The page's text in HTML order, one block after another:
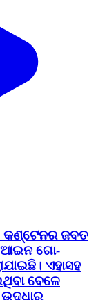
କଣ୍ଟେନର ଜବତ
ଗୋ-
ଏହାସହ
ବେଳେ